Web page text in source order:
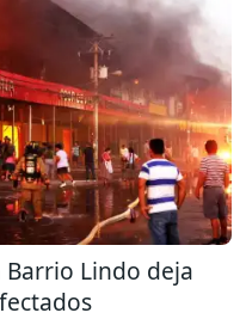
Lindo deja